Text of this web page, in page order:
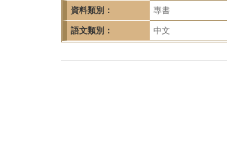
資料類別： 專書
語文類別： 中文